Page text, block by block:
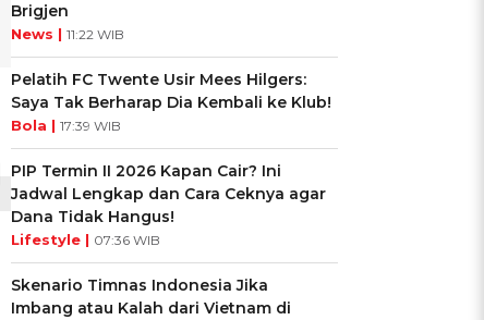
Brigjen
News | 11:22 WIB
Pelatih FC Twente Usir Mees Hilgers:
Saya Tak Berharap Dia Kembali ke Klub!
Bola | 17:39 WIB
PIP Termin II 2026 Kapan Cair? Ini
Jadwal Lengkap dan Cara Ceknya agar
Dana Tidak Hangus!
Lifestyle | 07:36 WIB
Skenario Timnas Indonesia Jika
Imbang atau Kalah dari Vietnam di